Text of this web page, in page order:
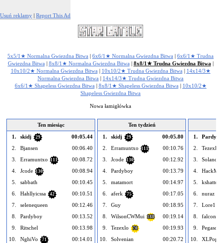
Usuń reklamy | Report This Ad
5x5/1★ Normalna Gwiezdna Bitwa 6x6/1★ Normalna Gwiezdna Bitwa
6x6/1★ Trudna
Gwiezdna Bitwa
8x8/1★ Normalna Gwiezdna Bitwa 8x8/1★ Trudna Gwiezdna Bitwa
10x10/2★ Normalna Gwiezdna Bitwa
10x10/2★ Trudna Gwiezdna Bitwa
14x14/3★
Normalna Gwiezdna Bitwa
14x14/3★ Trudna Gwiezdna Bitwa
6x6/1★ Shapeless Gwiezdna Bitwa
8x8/1★ Shapeless Gwiezdna Bitwa
10x10/2★
Shapeless Gwiezdna Bitwa
Nowa łamigłówka
Ten miesiąc
1.
skidj 29
00:05.44
2.
Bjansen
00:06.40
3.
Erramuntxo 111
00:08.72
4.
Jcode 130
00:08.94
5.
sabbath
00:10.45
6.
Hahllyicssa 42
00:10.51
7.
selenequeen
00:12.46
8.
Pardyboy
00:13.52
9.
Ritschel
00:13.98
10.
NghiVo 71
00:14.01
Ten tydzień
1.
skidj 29
00:05.80
2.
Erramuntxo 111
00:10.76
3.
Jcode 130
00:12.92
4.
Pardyboy
00:13.79
5.
matamort
00:14.97
6.
aferk 75
00:17.05
7.
Guy
00:18.95
8.
WilsonCWMui 188
00:19.14
9.
Tezexlo 70
00:19.93
10.
Solvenian
00:20.72
1.
2.
Tezexlo
3.
4.
5.
kshatto
6.
nuraz
7.
Lore1
8.
9.
10.
XLPop